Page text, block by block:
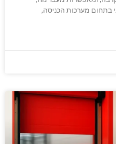
בתחום מערכות הכניסה,